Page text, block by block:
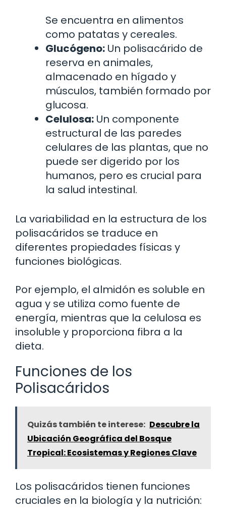
Se encuentra en alimentos
como patatas y cereales.
Glucógeno: Un polisacárido de
reserva en animales,
almacenado en hígado y
músculos, también formado por
glucosa.
Celulosa: Un componente
estructural de las paredes
celulares de las plantas, que no
puede ser digerido por los
humanos, pero es crucial para
la salud intestinal.
La variabilidad en la estructura de los
polisacáridos se traduce en
diferentes propiedades físicas y
funciones biológicas.
Por ejemplo, el almidón es soluble en
agua y se utiliza como fuente de
energía, mientras que la celulosa es
insoluble y proporciona fibra a la
dieta.
Funciones de los
Polisacáridos
Quizás también te interese: Descubre la
Ubicación Geográfica del Bosque
Tropical: Ecosistemas y Regiones Clave
Los polisacáridos tienen funciones
cruciales en la biología y la nutrición: